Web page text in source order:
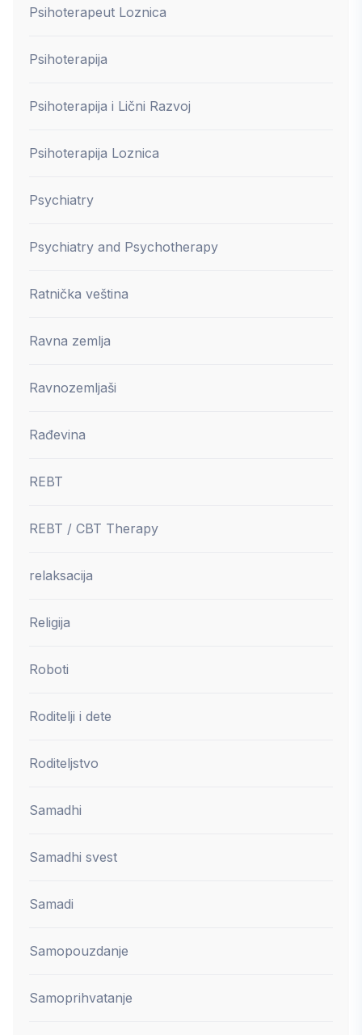
Psihoterapeut Loznica
Psihoterapija
Psihoterapija i Lični Razvoj
Psihoterapija Loznica
Psychiatry
Psychiatry and Psychotherapy
Ratnička veština
Ravna zemlja
Ravnozemljaši
Rađevina
REBT
REBT / CBT Therapy
relaksacija
Religija
Roboti
Roditelji i dete
Roditeljstvo
Samadhi
Samadhi svest
Samadi
Samopouzdanje
Samoprihvatanje